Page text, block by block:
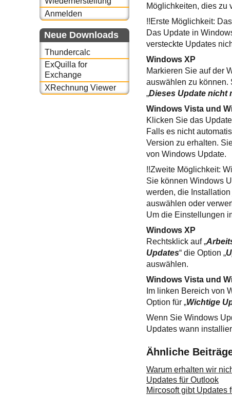
Anmelden
Neue Downloads
Thundercalc
ExQuilla for
Exchange
XRechnung Viewer
Möglichkeiten, dies zu
!!Erste Möglichkeit:
Das Update in
versteckte Updates
Windows XP
Markieren Sie auf der
auswählen zu können.
„Dieses Update nicht
Windows Vista und
Klicken Sie das
Falls es nicht
Version zu erhalten.
von Windows Update.
!!Zweite Möglichkeit:
Sie können Windows
werden, die
auswählen oder
Um die Einstellungen
Windows XP
Rechtsklick auf „
Updates“ die Option „
auswählen.
Windows Vista und
Im linken Bereich von
Option für „Wichtige
Wenn Sie Windows
Updates wann
Ähnliche
Warum erhalten wir
Updates für Outlook
Mircosoft gibt Updates